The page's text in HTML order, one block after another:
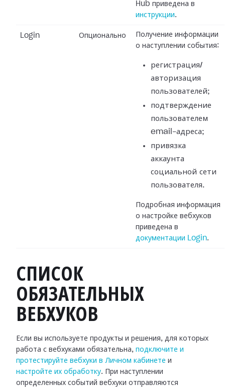
Hub приведена в
инструкции.
Login Опционально
Получение информации
о наступлении события:
регистрация/
авторизация
пользователей;
подтверждение
пользователем
email-адреса;
привязка
аккаунта
социальной сети
пользователя.
Подробная информация
о настройке вебхуков
приведена в
документации Login.
СПИСОК
ОБЯЗАТЕЛЬНЫХ
ВЕБХУКОВ
Если вы используете продукты и решения, для которых
работа с вебхуками обязательна, подключите и
протестируйте вебхуки в Личном кабинете и
настройте их обработку.
При наступлении
определенных событий вебхуки отправляются